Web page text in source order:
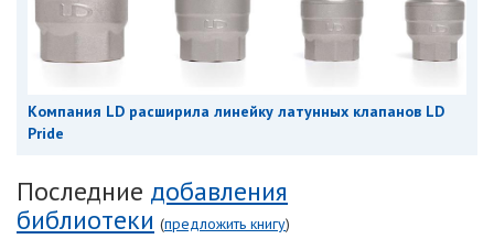
Компания LD расширила линейку латунных клапанов LD
Pride
Последние добавления
библиотеки (предложить книгу)